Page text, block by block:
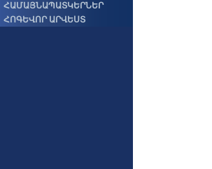
ՀԱՄԱՅՆԱՊԱՏԿԵՐՆԵՐ
ՀՈԳԵՎՈՐ ԱՐՎԵՍՏ